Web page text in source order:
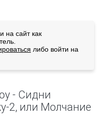
на сайт как
либо войти на
- Сидни
2, или Молчание